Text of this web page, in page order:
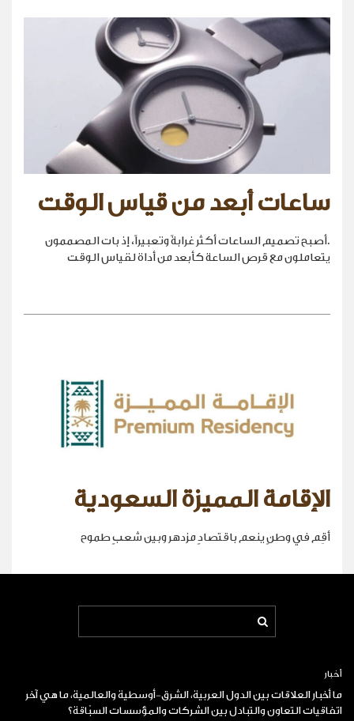
ساعات أبعد من قياس الوقت
.أصبح تصميم الساعات أكثر غرابةً وتعبيراً، إذ بات المصممون
يتعاملون مع قرص الساعة كأبعد من أداة لقياس الوقت
الإقامة المميزة السعودية
أقِم في وطنٍ ينعم باقتصادٍ مزدهر وبين شعبٍ طموح
أخبار
ما أخبار العلاقات بين الدول العربية، الشرق-أوسطية والعالمية، ما هي آخر
اتفاقيات التعاون والتبادل بين الشركات والمؤسسات السبّاقة؟